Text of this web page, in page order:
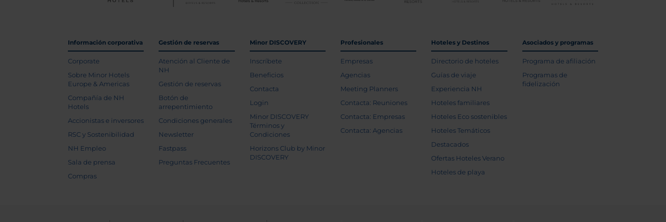
Información corporativa
Corporate
Sobre Minor Hotels
Europe & Americas
Compañía de NH
Hotels
Accionistas e inversores
RSC y Sostenibilidad
NH Empleo
Sala de prensa
Compras
Gestión de reservas
Atención al Cliente de
NH
Gestión de reservas
Botón de
arrepentimiento
Condiciones generales
Newsletter
Fastpass
Preguntas Frecuentes
Minor DISCOVERY
Inscríbete
Beneficios
Contacta
Login
Minor DISCOVERY
Términos y
Condiciones
Horizons Club by Minor
DISCOVERY
Profesionales
Empresas
Agencias
Meeting Planners
Contacta: Reuniones
Contacta: Empresas
Contacta: Agencias
Hoteles y Destinos
Directorio de hoteles
Guías de viaje
Experiencia NH
Hoteles familiares
Hoteles Eco sostenibles
Hoteles Temáticos
Destacados
Ofertas Hoteles Verano
Hoteles de playa
Asociados y programas
Programa de afiliación
Programas de
fidelización